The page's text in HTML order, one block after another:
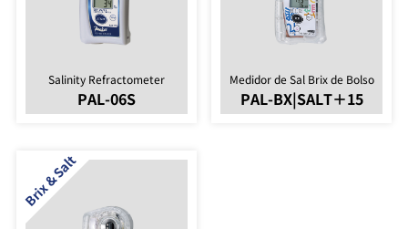
Salinity Refractometer
PAL-06S
Medidor de Sal Brix de Bolso
PAL-BX|SALT＋15